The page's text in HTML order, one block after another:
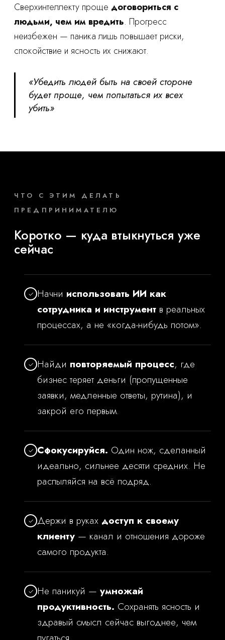
Сверхинтеллекту проще договориться с
людьми, чем им вредить. Прогресс
неизбежен — паника лишь повышает риски,
спокойствие и ясность их снижают.
«Убедить людей быть на своей стороне
будет проще, чем попытаться их всех
убить»
ЧТО С ЭТИМ ДЕЛАТЬ
ПРЕДПРИНИМАТЕЛЮ
Коротко — куда втыкнуться уже
сейчас
✓ Начни использовать ИИ как
сотрудника и инструмент в реальных
процессах, а не «когда-нибудь потом».
✓ Найди повторяемый процесс, где
бизнес теряет деньги (пропущенные
заявки, медленные ответы, рутина), и
закрой его первым.
✓ Сфокусируйся. Один нож, сделанный
идеально, сильнее десяти средних. Не
распыляйся на всё подряд.
✓ Держи в руках доступ к своему
клиенту — канал и отношения дороже
самого продукта.
✓ Не паникуй — умножай
продуктивность. Сохранять ясность и
здравый смысл сейчас выгоднее, чем